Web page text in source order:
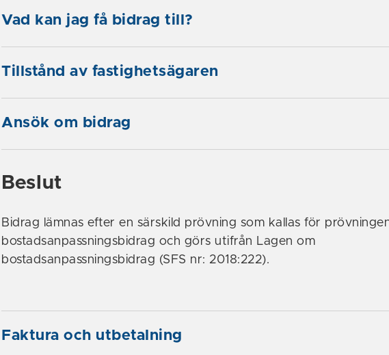
Vad kan jag få bidrag till?
Tillstånd av fastighetsägaren
Ansök om bidrag
Beslut
Bidrag lämnas efter en särskild prövning som kallas för
bostadsanpassningsbidrag och görs utifrån Lagen om
bostadsanpassningsbidrag (SFS nr: 2018:222).
Faktura och utbetalning